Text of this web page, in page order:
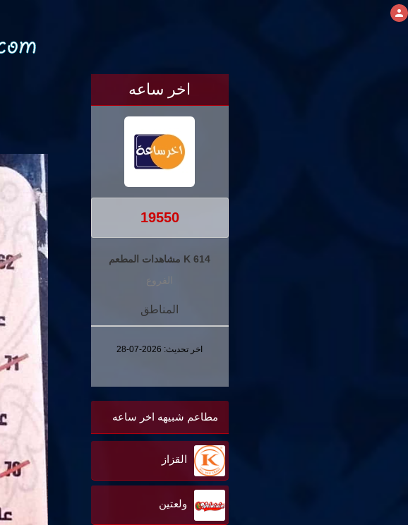
اخر ساعه
19550
614 K مشاهدات المطعم
الفروع
المناطق
اخر تحديث: 2026-07-28
مطاعم شبيهه اخر ساعه
القزاز
ولعتين